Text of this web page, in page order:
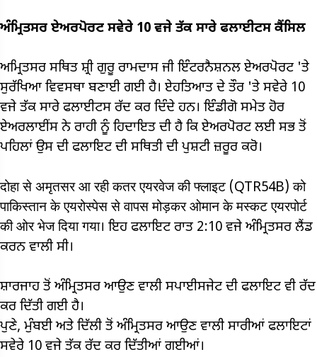
ਅੰਮ੍ਰਿਤਸਰ ਏਅਰਪੋਰਟ ਸਵੇਰੇ 10 ਵਜੇ ਤੱਕ ਸਾਰੇ ਫਲਾਈਟਸ ਕੈਂਸਿਲ
ਅਮ੍ਰਿਤਸਰ ਸਥਿਤ ਸ਼੍ਰੀ ਗੁਰੂ ਰਾਮਦਾਸ ਜੀ ਇੰਟਰਨੈਸ਼ਨਲ ਏਅਰਪੋਰਟ 'ਤੇ
ਸੁਰੱਖਿਆ ਵਿਵਸਥਾ ਬਣਾਈ ਗਈ ਹੈ। ਏਹਤਿਆਤ ਦੇ ਤੌਰ 'ਤੇ ਸਵੇਰੇ 10
ਵਜੇ ਤੱਕ ਸਾਰੇ ਫਲਾਈਟਸ ਰੱਦ ਕਰ ਦਿੰਦੇ ਹਨ। ਇੰਡੀਗੋ ਸਮੇਤ ਹੋਰ
ਏਅਰਲਾਈਂਸ ਨੇ ਰਾਹੀ ਨੂੰ ਹਿਦਾਇਤ ਦੀ ਹੈ ਕਿ ਏਅਰਪੋਰਟ ਲਈ ਸਭ ਤੋਂ
ਪਹਿਲਾਂ ਉਸ ਦੀ ਫਲਾਇਟ ਦੀ ਸਥਿਤੀ ਦੀ ਪੁਸ਼ਟੀ ਜ਼ਰੂਰ ਕਰੋ।
दोहा से अमृतसर आ रही कतर एयरवेज की फ्लाइट (QTR54B) को
पाकिस्तान के एयरोस्पेस से वापस मोड़कर ओमान के मस्कट एयरपोर्ट
की ओर भेज दिया गया। ਇਹ ਫਲਾਇਟ ਰਾਤ 2:10 ਵਜੇ ਅੰਮ੍ਰਿਤਸਰ ਲੈਂਡ
ਕਰਨ ਵਾਲੀ ਸੀ।
ਸ਼ਾਰਜਾਹ ਤੋਂ ਅੰਮ੍ਰਿਤਸਰ ਆਉਣ ਵਾਲੀ ਸਪਾਈਸਜੇਟ ਦੀ ਫਲਾਇਟ ਵੀ ਰੱਦ
ਕਰ ਦਿੱਤੀ ਗਈ ਹੈ।
ਪੁਣੇ, ਮੁੰਬਈ ਅਤੇ ਦਿੱਲੀ ਤੋਂ ਅੰਮ੍ਰਿਤਸਰ ਆਉਣ ਵਾਲੀ ਸਾਰੀਆਂ ਫਲਾਇਟਾਂ
ਸਵੇਰੇ 10 ਵਜੇ ਤੱਕ ਰੱਦ ਕਰ ਦਿੱਤੀਆਂ ਗਈਆਂ।